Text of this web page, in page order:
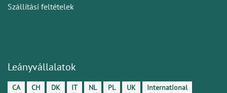
Szállítási feltételek
Leányvállalatok
CA CH DK IT NL PL UK International